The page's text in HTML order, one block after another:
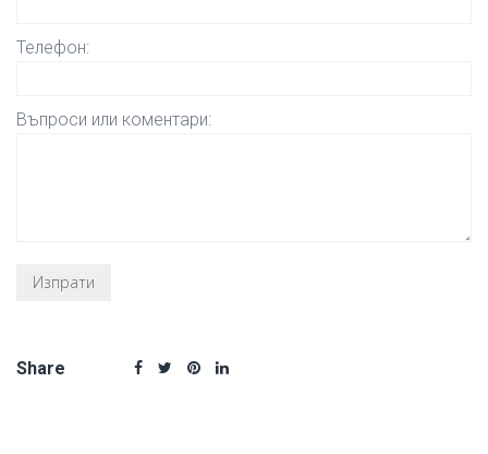
Телефон:
Въпроси или коментари:
Share